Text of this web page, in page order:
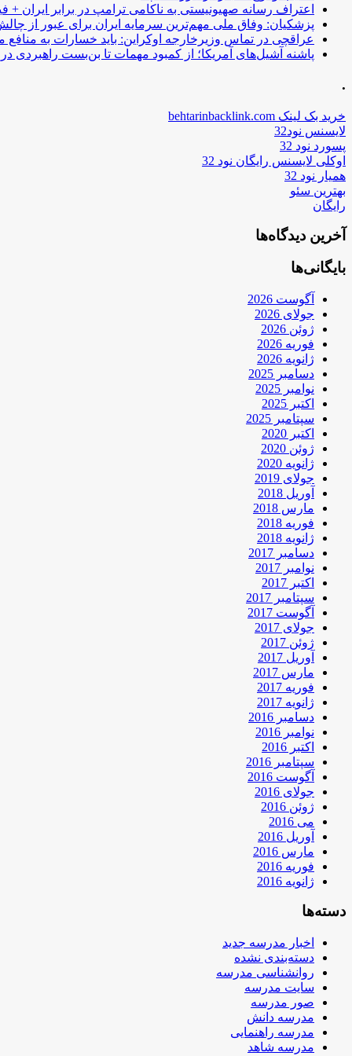
اعتراف رسانه صهیونیستی به ناکامی ترامپ در برابر ایران +
پزشکیان: وفاق ملی مهم‌ترین سرمایه ایران برای عبور از
عراقچی در تماس وزیرخارجه اوکراین: باید خسارات به منافع
پاشنه آشیل‌های آمریکا؛ از کمبود مهمات تا بن‌بست راهبردی در
.
خرید بک لینک behtarinbacklink.com
لایسنس نود32
پسورد نود 32
اوکلی لایسنس رایگان نود 32
همیار نود 32
بهترین سئو
رایگان
آخرین دیدگاه‌ها
بایگانی‌ها
آگوست 2026
جولای 2026
ژوئن 2026
فوریه 2026
ژانویه 2026
دسامبر 2025
نوامبر 2025
اکتبر 2025
سپتامبر 2025
اکتبر 2020
ژوئن 2020
ژانویه 2020
جولای 2019
آوریل 2018
مارس 2018
فوریه 2018
ژانویه 2018
دسامبر 2017
نوامبر 2017
اکتبر 2017
سپتامبر 2017
آگوست 2017
جولای 2017
ژوئن 2017
آوریل 2017
مارس 2017
فوریه 2017
ژانویه 2017
دسامبر 2016
نوامبر 2016
اکتبر 2016
سپتامبر 2016
آگوست 2016
جولای 2016
ژوئن 2016
می 2016
آوریل 2016
مارس 2016
فوریه 2016
ژانویه 2016
دسته‌ها
اخبار مدرسه جدید
دسته‌بندی نشده
روانشناسی مدرسه
سایت مدرسه
صور مدرسه
مدرسه دانش
مدرسه راهنمایی
مدرسه شاهد